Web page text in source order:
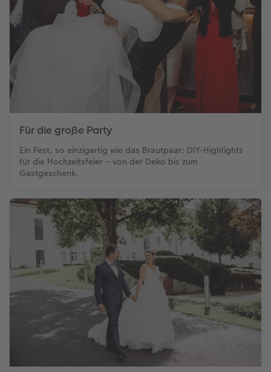
Für die große Party
Ein Fest, so einzigartig wie das Brautpaar: DIY-Highlights
für die Hochzeitsfeier – von der Deko bis zum
Gastgeschenk.